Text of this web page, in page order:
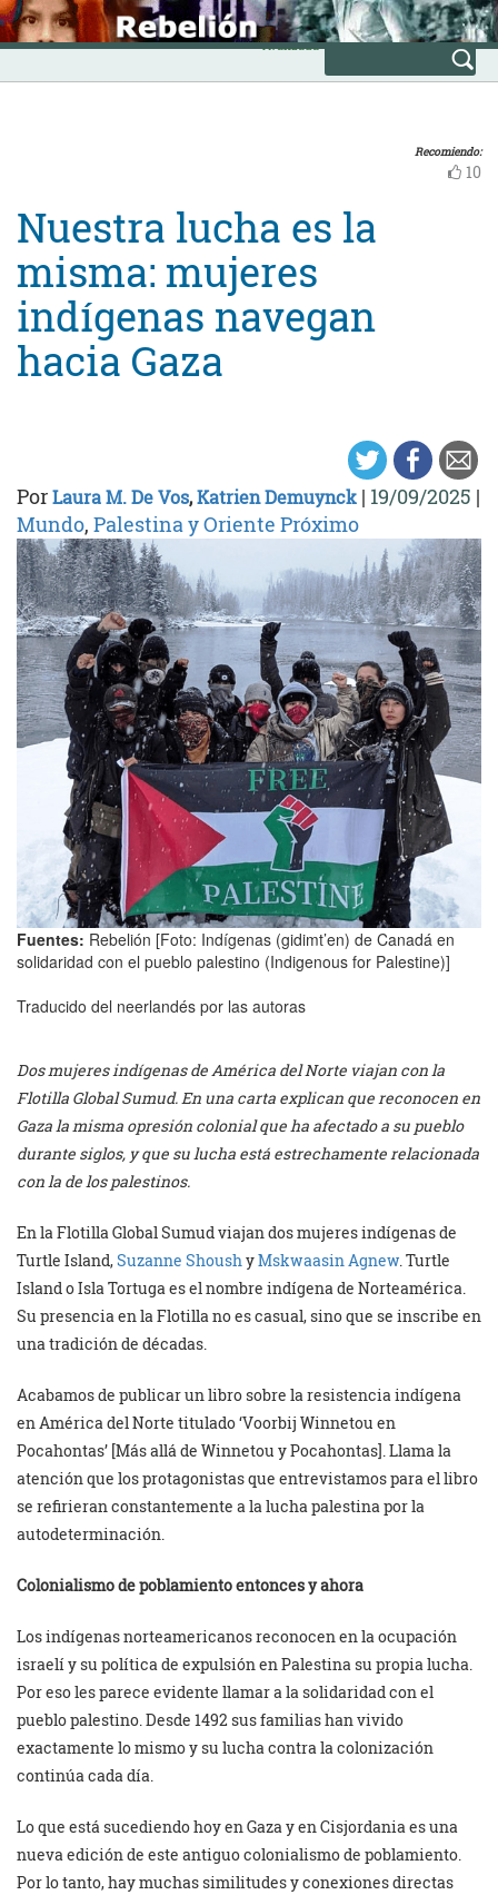
Skip
to
content
INICIO
Avanzada
Recomiendo:
10
Nuestra lucha es la
misma: mujeres
indígenas navegan
hacia Gaza
PorLaura M. De Vos,Katrien Demuynck | 19/09/2025 |
Mundo, Palestina y Oriente Próximo
Fuentes: Rebelión [Foto: Indígenas (gidimt’en) de Canadá en
solidaridad con el pueblo palestino (Indigenous for Palestine)]
Traducido del neerlandés por las autoras
Dos mujeres indígenas de América del Norte viajan con la
Flotilla Global Sumud. En una carta explican que reconocen en
Gaza la misma opresión colonial que ha afectado a su pueblo
durante siglos, y que su lucha está estrechamente relacionada
con la de los palestinos.
En la Flotilla Global Sumud viajan dos mujeres indígenas de
Turtle Island,Suzanne ShoushyMskwaasin Agnew. Turtle
Island o Isla Tortuga es el nombre indígena de Norteamérica.
Su presencia en la Flotilla no es casual, sino que se inscribe en
una tradición de décadas.
Acabamos de publicar un libro sobre la resistencia indígena
en América del Norte titulado ‘Voorbij Winnetou en
Pocahontas’ [Más allá de Winnetou y Pocahontas]. Llama la
atención que los protagonistas que entrevistamos para el libro
se refirieran constantemente a la lucha palestina por la
autodeterminación.
Colonialismo de poblamiento entonces y ahora
Los indígenas norteamericanos reconocen en la ocupación
israelí y su política de expulsión en Palestina su propia lucha.
Por eso les parece evidente llamar a la solidaridad con el
pueblo palestino. Desde 1492 sus familias han vivido
exactamente lo mismo y su lucha contra la colonización
continúa cada día.
Lo que está sucediendo hoy en Gaza y en Cisjordania es una
nueva edición de este antiguo colonialismo de poblamiento.
Por lo tanto, hay muchas similitudes y conexiones directas